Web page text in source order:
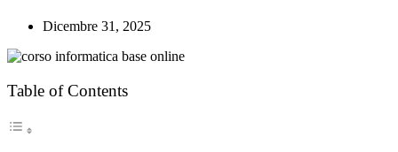
Dicembre 31, 2025
Table of Contents